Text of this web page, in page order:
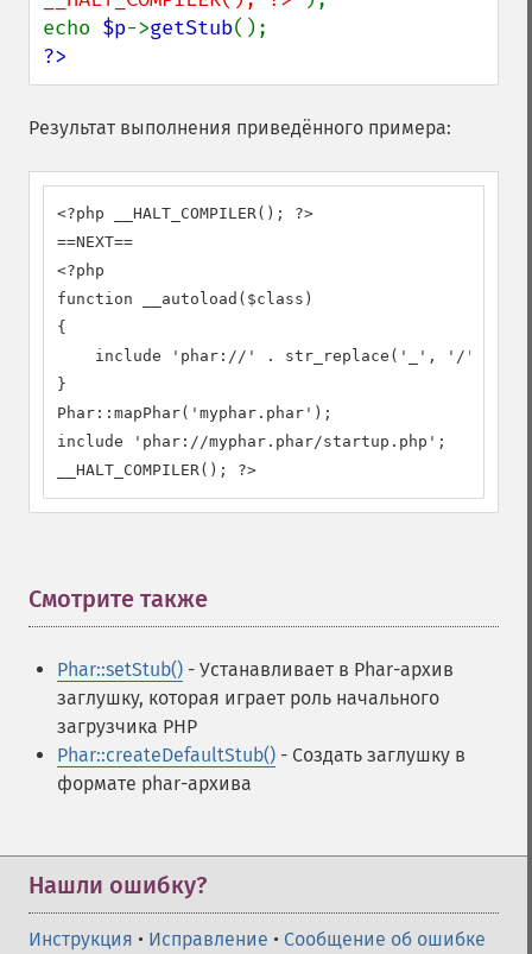
echo $p->getStub
?>
Результат выполнения приведённого примера:
<?php __HALT_COMPILER(); ?>
==NEXT==
<?php
function __autoload($class)
{
include 'phar://' . str_replace('_', '/',
}
Phar::mapPhar('myphar.phar');
include 'phar://myphar.phar/startup.php';
__HALT_COMPILER(); ?>
Смотрите также
Phar::setStub() - Устанавливает в Phar-архив
заглушку, которая играет роль начального
загрузчика PHP
Phar::createDefaultStub() - Создать заглушку в
формате phar-архива
Нашли ошибку?
Инструкция • Исправление • Сообщение об ошибке